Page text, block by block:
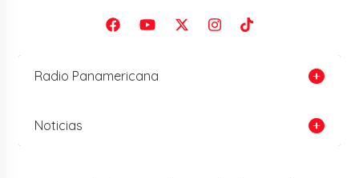
Radio Panamericana
Noticias